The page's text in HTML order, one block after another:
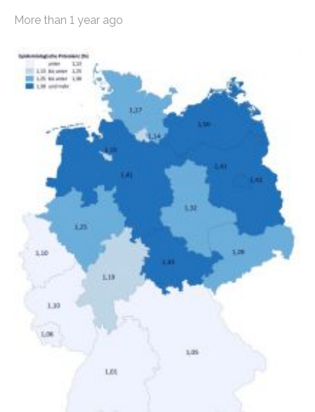
Bundesinstitut für Bevölkerungsforschung (BiB)
gesamten Einkommen zwischen 1990 und 2020 für
unterschiedliche Einkommensgruppen sowie für in
Deutschland geborene Menschen und Zugewanderte
verändert hat. Das Ergebnis: Während Personen mit
hohen Einkommen (oberstes Quintil der Verteilung der
Nettoäquivalenzeinkommen) nur einen moderaten
Anstieg des Mietanteils am Gesamteinkommen
hinnehmen mussten, nahm die Belastung bei
Menschen mit…
More than 1 year ago